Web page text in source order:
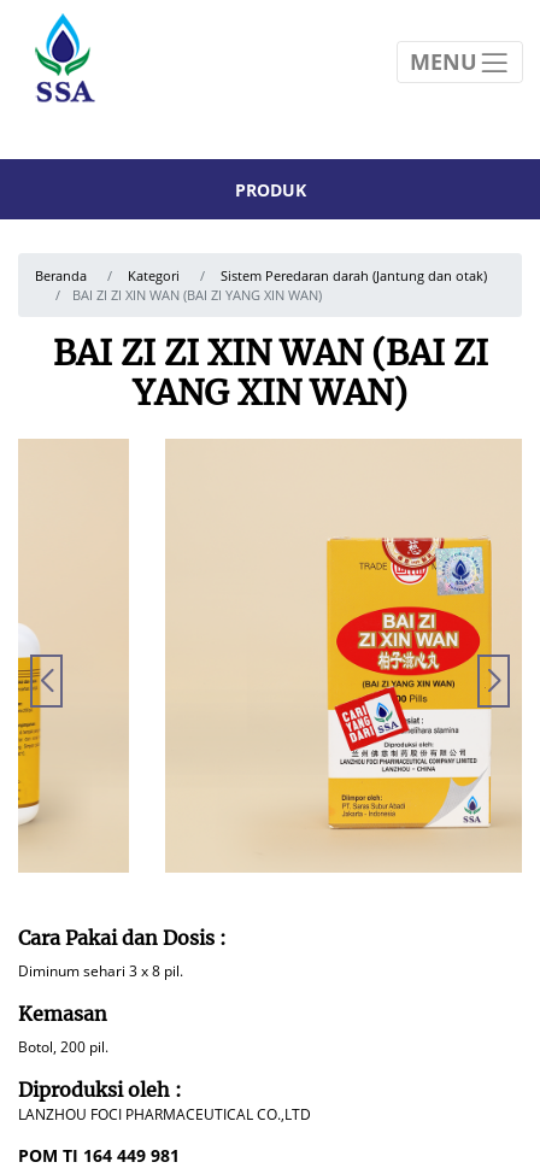
MENU
PRODUK
Beranda Kategori
Sistem Peredaran darah (Jantung dan otak)
BAI ZI ZI XIN WAN (BAI ZI YANG XIN WAN)
BAI ZI ZI XIN WAN (BAI ZI
YANG XIN WAN)
Cara Pakai dan Dosis :
Diminum sehari 3 x 8 pil.
Kemasan
Botol, 200 pil.
Diproduksi oleh :
LANZHOU FOCI PHARMACEUTICAL CO.,LTD
POM TI 164 449 981